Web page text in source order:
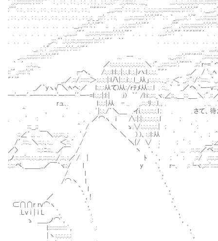
"..:.:::;:;:::;';':::':'"´ : . : : . : : . : : . : : . : :...:.:'"..:.:;;:;.:. ..,._'
:'''´: : . : : : . : : . : : . : : . : : . : : .''""ﾞﾞ´_,.,.::;;;' : : .: : . :..:.:.:..::.::::::;;:;:;';:':':':'" :
. : : . : : . : : . : : . : : . : : . : : . : :_.:_ _;::': . : :. ....::.:::;;;:';':'':'"´: : ｀
. . . . . . . . . . . . . .__,.,:::;':;';'"｀ .. . ..:.:.:;:;;':':'"´ . _.,..:''"､
. . . . . . . . ._..,...;'"´...:.:.:::.:::;;:;:';':':':'"´. . . . .,.,.;'::':"".｀
. . . . . _,;::."'..:.:.:::.:::;;:;:;:;';::':':'"´ ｀´ . . . . . . . . . . . . . .
._,. :.':"...:.:::;:;';':':::':'"´ ,,
_.....:;;:;:;::';::':':'"´ ... -- .. .,_.,::;:':''"ﾞ"ﾞﾞ
｀ ´ ...:.,.._ ／:.:.:.:.:.:.:.:.:.:.:.:.＼ :"...:::::.;:;:';'"'''｀ .;:;'r-=´
::'".,:::;:':;'' ┌へ、 /:.:.:l:l:.:|:.:.l:.:.|ハ:l.:.:.:.""´ _,／ / ':..ﾍ `.
"´'" _,／.::/.:::::;＞ ;.:.:.:|:l八|:.:.i:.:.l__从」:.:.:. :.､_:: ,＜´_,::":/
_／｀yヽ√＼ﾍヘ:／ l:.:.:从て)从:/rﾃﾒ从:.:.l . ::...` "_／へ.`ー-v::､
─'ｰ─´ｰ─----‐'ー-─'´ー-=l:.:.:|:l:| .i) ｀´ /l:i:.:: ;_ヾ.∠;;,,＿:::＿_＼:".::／
rュ､. l:.:.:|从 - .. ,.::.:ﾘ:.:.l.。. . ..
^ 。 ﾟ . . ' |:.:./´＼____ .イi.:.:.:.::.:.l ; . . さて、待た
. . ' : ' , ／⌒ヽ i ∧:|:|:.:.:.:.:.:.l
::;__;; ^ / ＼ ゝ.∨:.:.:.:.:.:.| ; '
:;∠´... ..￣＼;,;,;::._; . ' / ＼ ) )、:.:l:从 ' ' , ; ^ :
/´.::;:..＼::.:､:... ＜::.´ / ＼{/ ∨ ; ; ' : ＿
／〉 ::.:ﾆ;;.. ,／￣ / 丶 ﾟ， ' . ... .::.::;／べ;:::.::'.:.
,ノ.::.:::':::.:.:..;;.;;:;::.:./.::､:／ / | ﾄ ﾟ， ; ' : .::/
:.:;:べ､＿＿_,,／￣｀ヾ; / l y ﾟ， r-､ .:└ヾ,;:::':::::;ｨ
/ l ﾟ，
/⌒丶 l ﾟ，
`、 l ﾟ，
／ ﾟ，! ﾟ，
⊂∩∩r rv⌒ヽ ﾟ， ﾟ，
.Lv i | i L ﾟ。 ﾟ, ﾟ，
ゝ _____,ノ⌒ﾟ， .: ﾟ，
l:::::::::::::ﾟ， .: ﾟ，
|丶:.:.:.:.:.: ﾟ，